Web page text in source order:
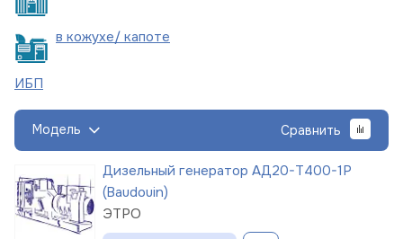
в кожухе/ капоте
ИБП
Модель Сравнить
Дизельный генератор АД20-Т400-1Р
(Baudouin)
ЭТРО